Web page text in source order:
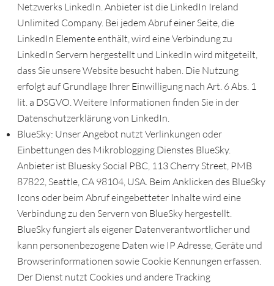
Netzwerks LinkedIn. Anbieter ist die LinkedIn Ireland
Unlimited Company. Bei jedem Abruf einer Seite, die
LinkedIn Elemente enthält, wird eine Verbindung zu
LinkedIn Servern hergestellt und LinkedIn wird mitgeteilt,
dass Sie unsere Website besucht haben. Die Nutzung
erfolgt auf Grundlage Ihrer Einwilligung nach Art. 6 Abs. 1
lit. a DSGVO. Weitere Informationen finden Sie in der
Datenschutzerklärung von LinkedIn.
BlueSky: Unser Angebot nutzt Verlinkungen oder
Einbettungen des Mikroblogging Dienstes BlueSky.
Anbieter ist Bluesky Social PBC, 113 Cherry Street, PMB
87822, Seattle, CA 98104, USA. Beim Anklicken des BlueSky
Icons oder beim Abruf eingebetteter Inhalte wird eine
Verbindung zu den Servern von BlueSky hergestellt.
BlueSky fungiert als eigener Datenverantwortlicher und
kann personenbezogene Daten wie IP Adresse, Geräte und
Browserinformationen sowie Cookie Kennungen erfassen.
Der Dienst nutzt Cookies und andere Tracking